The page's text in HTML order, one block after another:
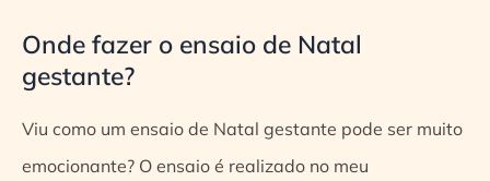
Onde fazer o ensaio de Natal
gestante?
Viu como um ensaio de Natal gestante pode ser muito
emocionante? O ensaio é realizado no meu